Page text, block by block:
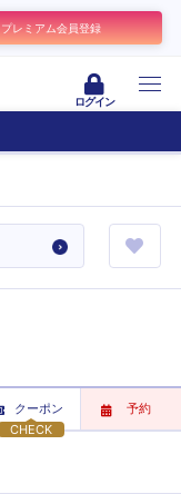
プレミアム会員登録
ログイン
CHECK
クーポン 予約